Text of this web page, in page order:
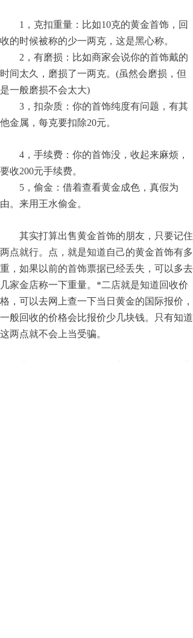
1，克扣重量：比如10克的黄金首饰，回
收的时候被称的少一两克，这是黑心称。
2，有磨损：比如商家会说你的首饰戴的
时间太久，磨损了一两克。(虽然会磨损，但
是一般磨损不会太大)
3，扣杂质：你的首饰纯度有问题，有其
他金属，每克要扣除20元。
4，手续费：你的首饰没，收起来麻烦，
要收200元手续费。
5，偷金：借着查看黄金成色，真假为
由。来用王水偷金。
其实打算出售黄金首饰的朋友，只要记住
两点就行。点，就是知道自己的黄金首饰有多
重，如果以前的首饰票据已经丢失，可以多去
几家金店称一下重量。*二店就是知道回收价
格，可以去网上查一下当日黄金的国际报价，
一般回收的价格会比报价少几块钱。只有知道
这两点就不会上当受骗。